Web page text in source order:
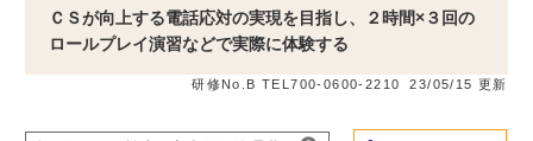
ＣＳが向上する電話応対の実現を目指し、２時間×３回の
ロールプレイ演習などで実際に体験する
研修No.B TEL700-0600-2210 23/05/15 更新